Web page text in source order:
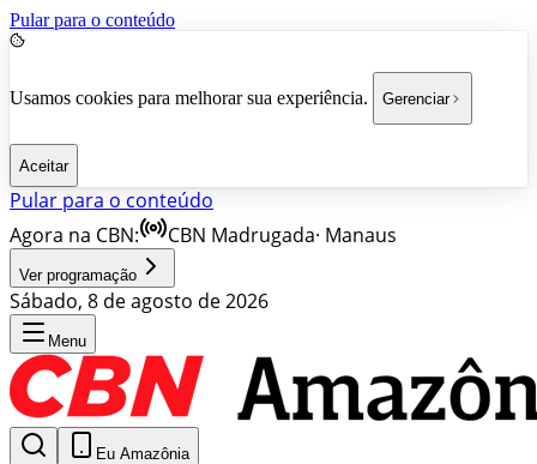
Pular para o conteúdo
Usamos cookies para melhorar sua experiência. Gerenciar
Aceitar
Pular para o conteúdo
Agora na CBN:
CBN Madrugada· Manaus
Ver programação
Sábado, 8 de agosto de 2026
Menu
Eu Amazônia